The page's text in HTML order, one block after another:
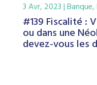
#139 Fiscalité :
ou dans une
devez-vous les
3 Avr, 2023|Banque,